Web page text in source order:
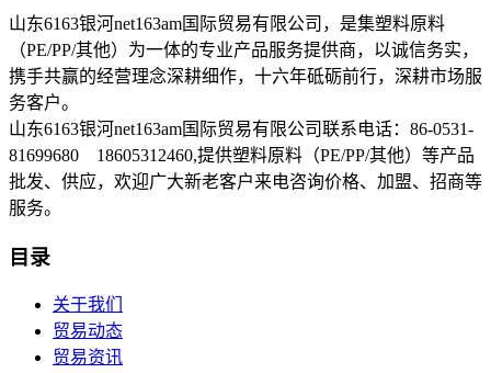
山东6163银河net163am国际贸易有限公司，是集塑料原料
（PE/PP/其他）为一体的专业产品服务提供商，以诚信务实，
携手共赢的经营理念深耕细作，十六年砥砺前行，深耕市场服
务客户。
山东6163银河net163am国际贸易有限公司联系电话：86-0531-
81699680 18605312460,提供塑料原料（PE/PP/其他）等产品
批发、供应，欢迎广大新老客户来电咨询价格、加盟、招商等
服务。
目录
关于我们
贸易动态
贸易资讯